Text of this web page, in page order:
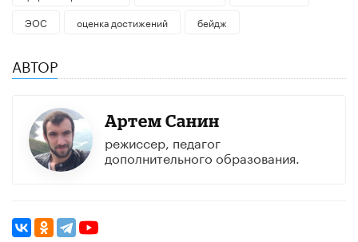
ЭОС
оценка достижений бейдж
АВТОР
Артем Санин
режиссeр, педагог
дополнительного образования.